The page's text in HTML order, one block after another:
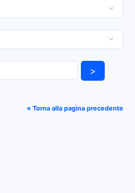
>
« Torna alla pagina precedente